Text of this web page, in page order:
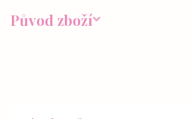
Původ zboží